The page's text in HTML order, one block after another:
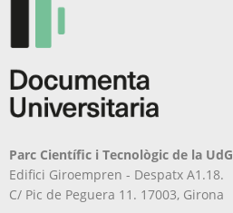
Parc Científic i Tecnològic de la UdG
Edifici Giroempren - Despatx A1.18.
C/ Pic de Peguera 11. 17003, Girona